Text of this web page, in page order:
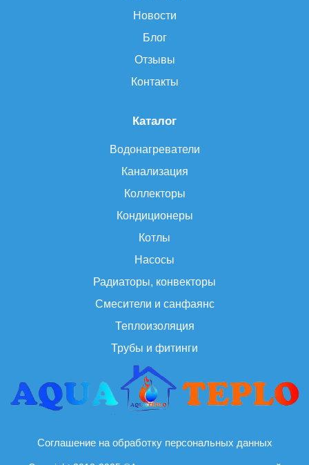
Каталог
Водонагреватели
Канализация
Коллекторы
Кондиционеры
Котлы
Насосы
Радиаторы, конвекторы
Смесители и санфаянс
Теплоизоляция
Трубы и фитинги
Новости
Блог
Отзывы
Контакты
Соглашение на обработку персональных данных